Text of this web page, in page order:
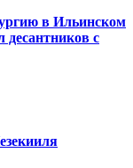
в Ильинском
десантников с